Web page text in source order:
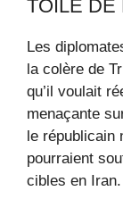
TOILE DE
Les
la colère de
qu’il voulait
menaçante
le républicain
pourraient
cibles en Iran.